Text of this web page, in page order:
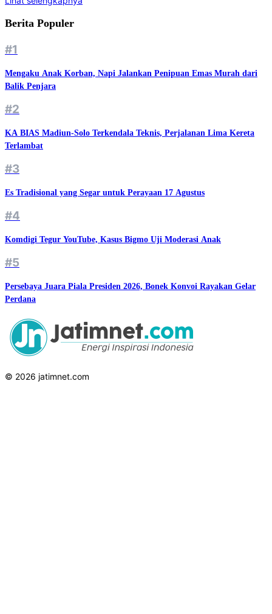
Berita Populer
#1
Mengaku Anak Korban, Napi Jalankan Penipuan Emas Murah dari
Balik Penjara
#2
KA BIAS Madiun-Solo Terkendala Teknis, Perjalanan Lima Kereta
Terlambat
#3
Es Tradisional yang Segar untuk Perayaan 17 Agustus
#4
Komdigi Tegur YouTube, Kasus Bigmo Uji Moderasi Anak
#5
Persebaya Juara Piala Presiden 2026, Bonek Konvoi Rayakan Gelar
Perdana
© 2026 jatimnet.com